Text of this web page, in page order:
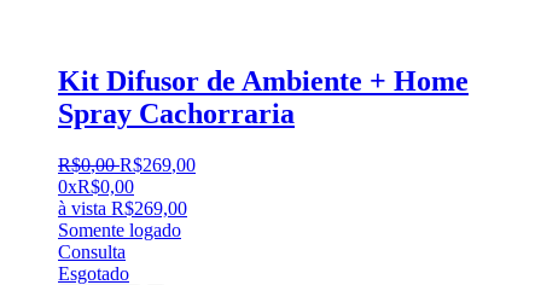
Kit Difusor de Ambiente + Home
Spray Cachorraria
R$0,00 R$269,00
0xR$0,00
à vista R$269,00
Somente logado
Consulta
Esgotado